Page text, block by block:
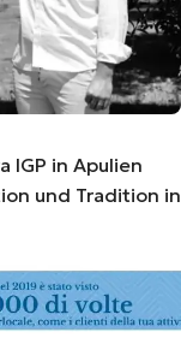
IGP in Apulien
und Tradition in